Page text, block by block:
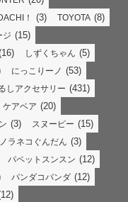
！ (3) TOYOTA (8)
ジ (15)
しずくちゃん (5)
にっこりーノ (53)
しアクセサリー (431)
ケアベア (20)
(3) スヌーピー (15)
ノラネコぐんだん (3)
パペットスンスン (12)
パンダコパンダ (12)